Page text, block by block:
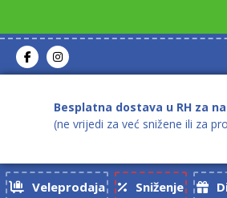
Besplatna dostava u RH za
(ne vrijedi za već snižene ili za
Veleprodaja Sniženje